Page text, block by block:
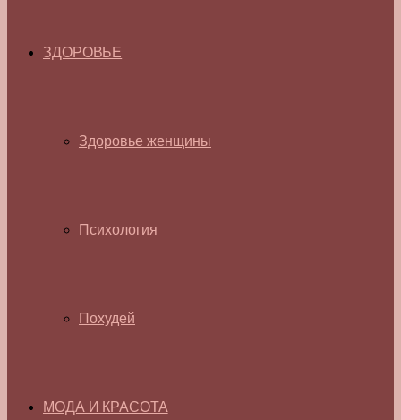
ЗДОРОВЬЕ
Здоровье женщины
Психология
Похудей
МОДА И КРАСОТА